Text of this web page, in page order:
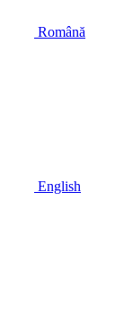
Română
English